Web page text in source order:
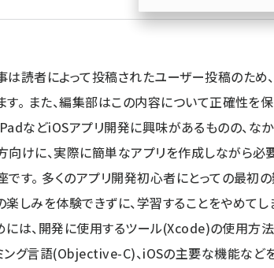
読者によって投稿されたユーザー投稿のため
す。 また、編集部はこの内容について正確性を保
などiOSアプリ開発に興味があるものの、な
向けに、実際に簡単なアプリを作成しながら必
です。 多くのアプリ開発初心者にとっての最初
楽しみを体験できずに、学習することをやめてし
には、開発に使用するツール(Xcode)の使用方
ング言語(Objective-C)、iOSの主要な機能など